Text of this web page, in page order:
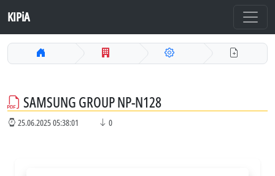
KIPiA
SAMSUNG GROUP NP-N128
25.06.2025 05:38:01 0